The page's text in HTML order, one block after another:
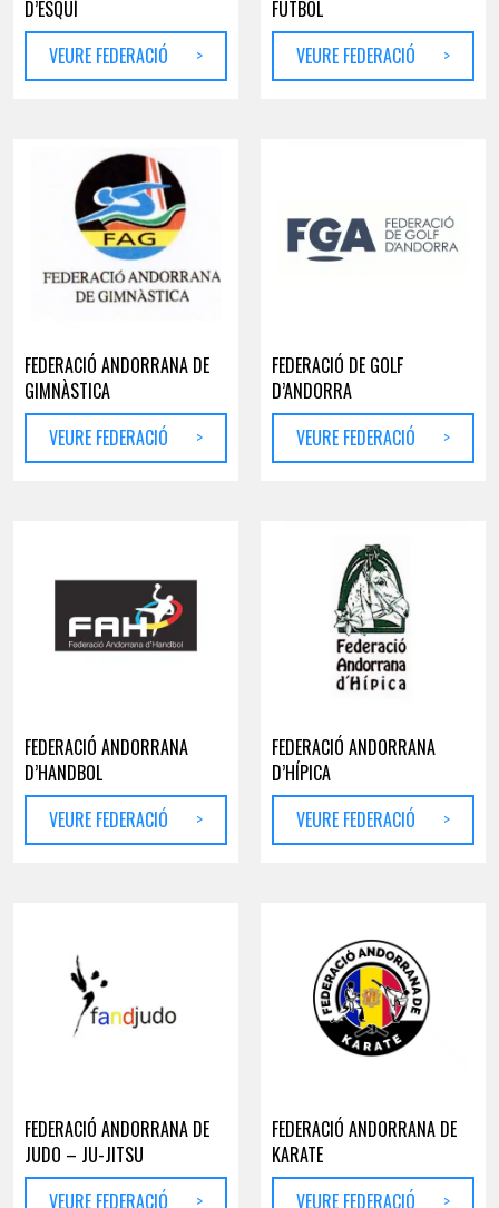
D’ESQUÍ
VEURE FEDERACIÓ
>
FUTBOL
VEURE FEDERACIÓ
>
FEDERACIÓ ANDORRANA DE
GIMNÀSTICA
VEURE FEDERACIÓ
>
FEDERACIÓ DE GOLF
D’ANDORRA
VEURE FEDERACIÓ
>
FEDERACIÓ ANDORRANA
D’HANDBOL
VEURE FEDERACIÓ
>
FEDERACIÓ ANDORRANA
D’HÍPICA
VEURE FEDERACIÓ
>
FEDERACIÓ ANDORRANA DE
JUDO – JU-JITSU
VEURE FEDERACIÓ
>
FEDERACIÓ ANDORRANA DE
KARATE
VEURE FEDERACIÓ
>